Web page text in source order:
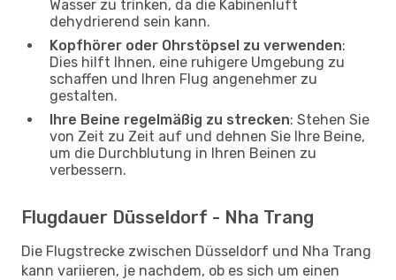
Wasser zu trinken, da die Kabinenluft
dehydrierend sein kann.
Kopfhörer oder Ohrstöpsel zu verwenden:
Dies hilft Ihnen, eine ruhigere Umgebung zu
schaffen und Ihren Flug angenehmer zu
gestalten.
Ihre Beine regelmäßig zu strecken: Stehen Sie
von Zeit zu Zeit auf und dehnen Sie Ihre Beine,
um die Durchblutung in Ihren Beinen zu
verbessern.
Flugdauer Düsseldorf - Nha Trang
Die Flugstrecke zwischen Düsseldorf und Nha Trang
kann variieren, je nachdem, ob es sich um einen